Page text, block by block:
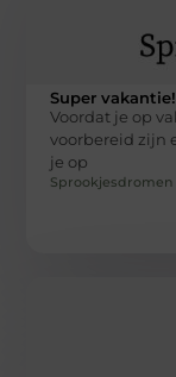
Super vakantie!
Voordat je op
voorbereid zijn
je op
Sprookjesdromen